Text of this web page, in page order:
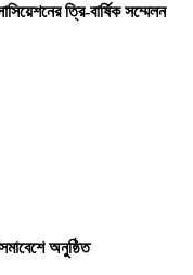
ত্রি-বার্ষিক সম্মেলন
অনুষ্ঠিত